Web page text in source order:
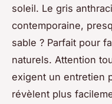
soleil. Le gris
contemporaine,
sable ? Parfait pour
naturels. Attention
exigent un entretien
révèlent plus